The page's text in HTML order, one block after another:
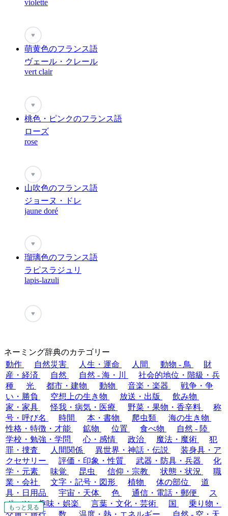
もっと見る
もっと見る
もっと見る
もっと見る
もっと見る
もっと見る
もっと見る
もっと見る
もっと見る
もっと見る
もっと見る
もっと見る
もっと見る
もっと見る
もっと見る
もっと見る
もっと見る
もっと見る
もっと見る
もっと見る
もっと見る
もっと見る
もっと見る
もっと見る
もっと見る
violette
♥
萌黄色のフランス語
ヴェール・クレール
vert clair
♥
桃色・ピンクのフランス語
ローズ
rose
もっと見る
♥
山吹色のフランス語
ジョーヌ・ドレ
jaune doré
♥
瑠璃色のフランス語
ラピスラジュリ
lapis-lazuli
♥
ネーミング辞典のカテゴリー
動作
自然災害 人生・運命 人間 動物 - 鳥
財
産・経済
自然 自然 - 海・川
社会的地位・階級・兵
種
光 都市・建物 動物 音楽・楽器
戦争・争
い・勝負
空想上の生き物 放送・出版
飲み物
家・家具
怪我・病気・医療 野菜・果物・香辛料
称
号・呼び名
時間 本・書物 爬虫類
海の生き物
性格・特徴・才能
鉱物 位置 食べ物
自然 - 陸
学校・勉強・学問
心・感情 政治 魔法・魔術
犯
罪・捜査
人間関係 異世界・神話・伝説
装身具・ア
クセサリー
評価・印象・性質 武器・防具・兵器
化
学・元素
味覚 昆虫 信仰・宗教 状態・状況
職
業・会社
文字・記号・図形 植物 体の部位
道
具・日用品
宇宙・天体 色 通信・電話・郵便
ス
ポーツ・趣味・娯楽
言葉・文化・芸術 国
乗り物・
交通・旅行
数 温度・熱・エネルギー 自然 - 空・天